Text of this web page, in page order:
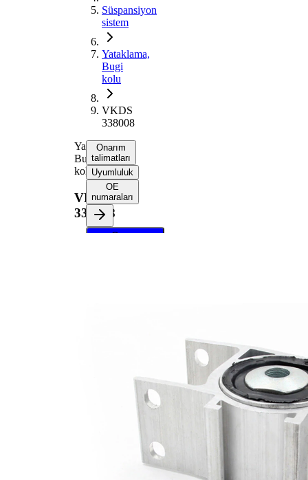
Süspansiyon
sistem
Yataklama,
Bugi
kolu
VKDS
338008
Yataklama,
Bugi
kolu
VKDS
338008
Onarım
talimatları
Uyumluluk
OE
numaraları
Onarım